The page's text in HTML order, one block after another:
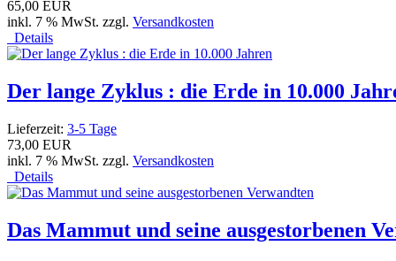
65,00 EUR
inkl. 7 % MwSt. zzgl. Versandkosten
Details
Der lange Zyklus : die Erde in 10.000
Lieferzeit: 3-5 Tage
73,00 EUR
inkl. 7 % MwSt. zzgl. Versandkosten
Details
Das Mammut und seine ausgestorbenen